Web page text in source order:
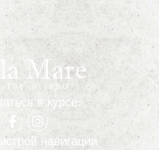
в курсе:
навигации